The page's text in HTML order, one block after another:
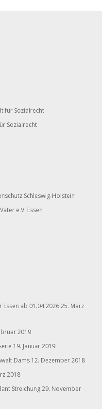
für Sozialrecht
Sozialrecht
Schleswig-Holstein
e.V. Essen
ab 01.04.202625. März
2019
19. Januar 2019
Dams 12. Dezember 2018
2018
Streichung29. November